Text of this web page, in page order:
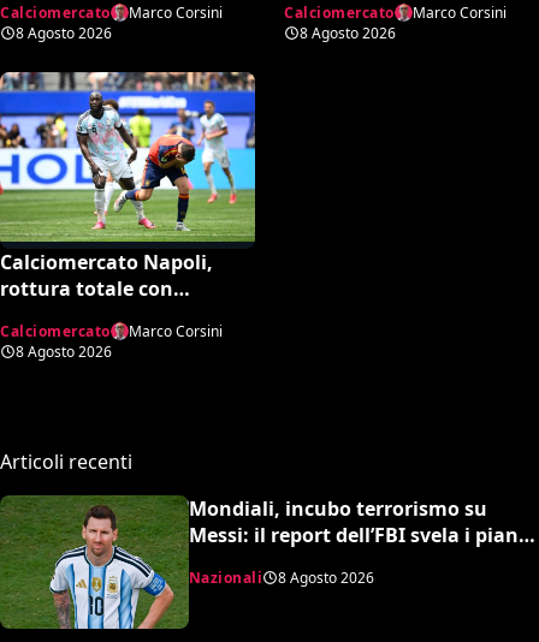
per la Serie A
Calciomercato
Marco Corsini
8 Agosto 2026
assalto al talento Bouaddi
del Lilla
Calciomercato
Marco Corsini
8 Agosto 2026
Calciomercato Napoli,
rottura totale con
tenta il blitz ma c’è il nodo
clausola Chelsea
Calciomercato
Marco Corsini
8 Agosto 2026
Articoli recenti
Mondiali, incubo terrorismo su
Messi: il report dell’FBI svela i piani
sventati durante la Coppa del
Mondo
Nazionali 8 Agosto 2026